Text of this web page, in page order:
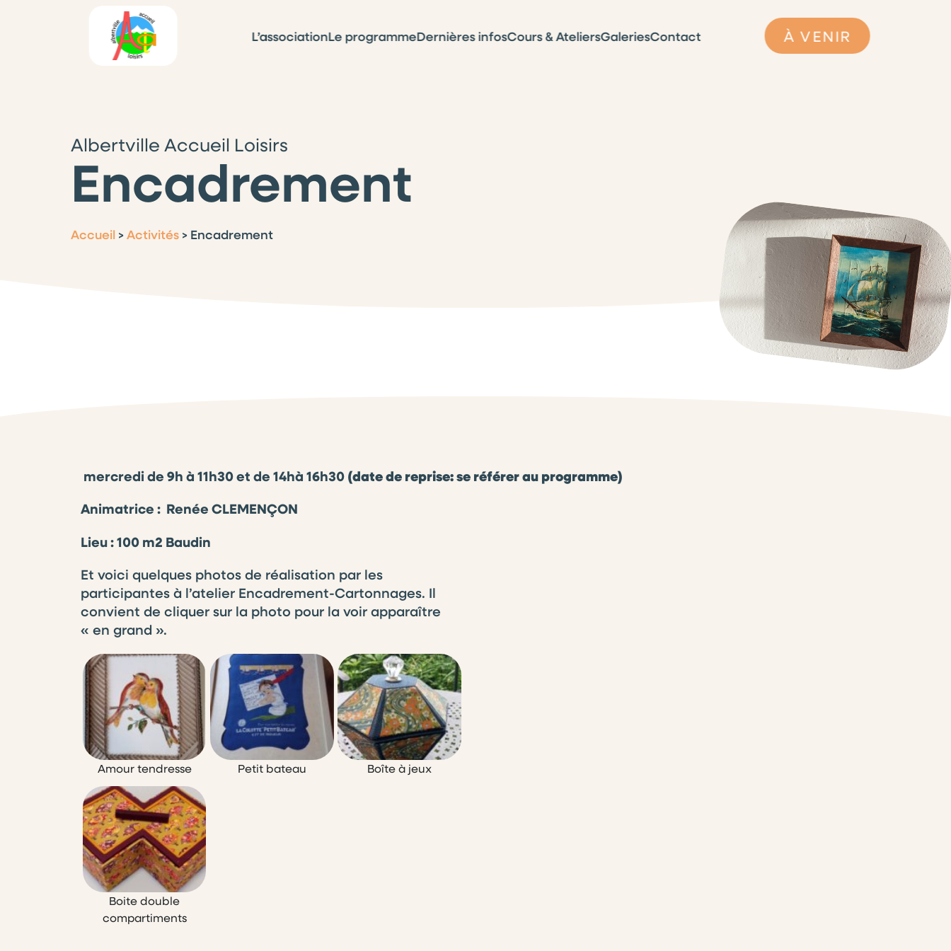
L’associationLe programmeDernières infosCours & AteliersGaleriesContact À VENIR
Albertville Accueil Loisirs
Encadrement
Accueil > Activités > Encadrement
mercredi de 9h à 11h30 et de 14hà 16h30(date de reprise: se référer au programme)
Animatrice : Renée CLEMENÇON
Lieu : 100 m2 Baudin
Et voici quelques photos de réalisation par les
participantes à l’atelier Encadrement-Cartonnages. Il
convient de cliquer sur la photo pour la voir apparaître
« en grand ».
Amour tendresse Petit bateau Boîte à jeux
Boite double
compartiments